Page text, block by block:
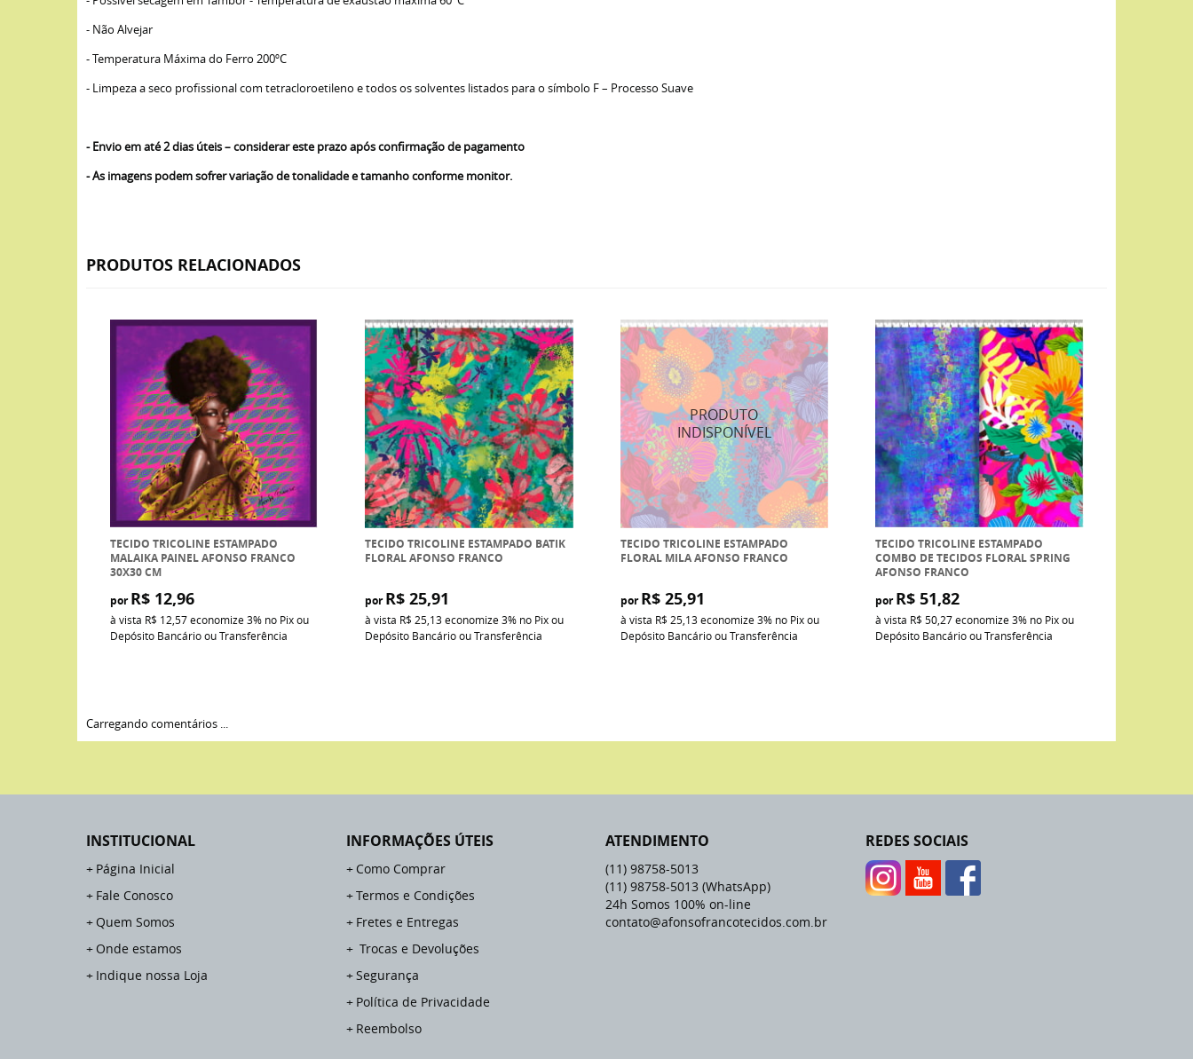
- Não Alvejar
- Temperatura Máxima do Ferro 200ºC
- Limpeza a seco profissional com tetracloroetileno e todos os solventes listados para o símbolo F – Processo Suave
- Envio em até 2 dias úteis – considerar este prazo após confirmação de pagamento
- As imagens podem sofrer variação de tonalidade e tamanho conforme monitor.
PRODUTOS RELACIONADOS
TECIDO TRICOLINE ESTAMPADO
MALAIKA PAINEL AFONSO FRANCO
30X30 CM
por R$ 12,96
à vista R$ 12,57economize3% no Pix ou
Depósito Bancário ou Transferência
TECIDO TRICOLINE ESTAMPADO BATIK
FLORAL AFONSO FRANCO
por R$ 25,91
à vista R$ 25,13economize3% no Pix ou
Depósito Bancário ou Transferência
TECIDO TRICOLINE ESTAMPADO
FLORAL MILA AFONSO FRANCO
por R$ 25,91
à vista R$ 25,13economize3% no Pix ou
Depósito Bancário ou Transferência
TECIDO TRICOLINE ESTAMPADO
COMBO DE TECIDOS FLORAL SPRING
AFONSO FRANCO
por R$ 51,82
à vista R$ 50,27economize3% no Pix ou
Depósito Bancário ou Transferência
Carregando comentários ...
INSTITUCIONAL
Página Inicial
Fale Conosco
Quem Somos
Onde estamos
Indique nossa Loja
INFORMAÇÕES ÚTEIS
Como Comprar
Termos e Condições
Fretes e Entregas
Trocas e Devoluções
Segurança
Política de Privacidade
Reembolso
ATENDIMENTO
(11) 98758-5013
(11) 98758-5013 (WhatsApp)
24h Somos 100% on-line
contato@afonsofrancotecidos.com.br
REDES SOCIAIS